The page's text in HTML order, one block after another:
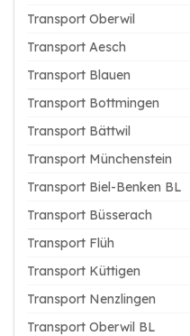
Transport Oberwil
Transport Aesch
Transport Blauen
Transport Bottmingen
Transport Bättwil
Transport Münchenstein
Transport Biel-Benken BL
Transport Büsserach
Transport Flüh
Transport Küttigen
Transport Nenzlingen
Transport Oberwil BL